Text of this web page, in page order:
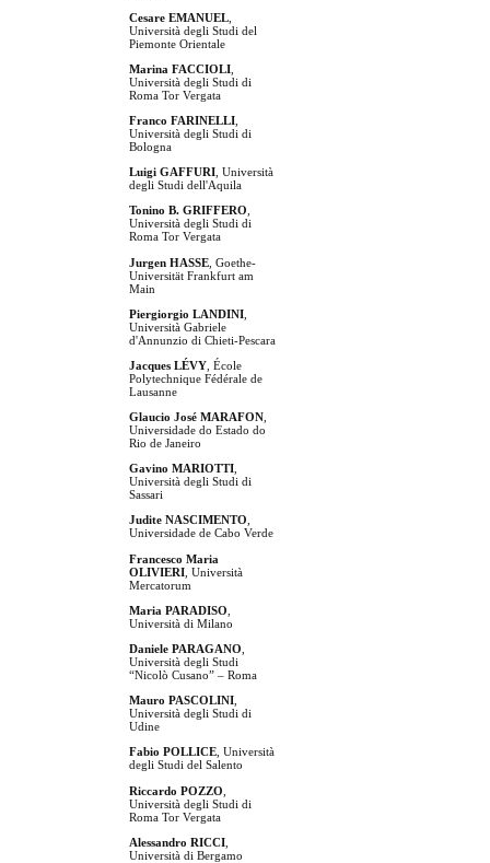
Cesare EMANUEL
Università degli Studi del
Piemonte Orientale
Marina FACCIOLI
Università degli Studi di
Roma Tor Vergata
Franco FARINELLI
Università degli Studi di
Bologna
Luigi GAFFURI , Università
degli Studi dell'Aquila
Tonino B. GRIFFERO
Università degli Studi di
Roma Tor Vergata
Jurgen HASSE , Goethe-
Universität Frankfurt am
Main
Piergiorgio LANDINI
Università Gabriele
d'Annunzio di Chieti-Pescara
Jacques LÉVY , École
Polytechnique Fédérale de
Lausanne
Glaucio José MARAFON
Universidade do Estado do
Rio de Janeiro
Gavino MARIOTTI
Università degli Studi di
Sassari
Judite NASCIMENTO,
Universidade de Cabo Verde
Francesco Maria
OLIVIERI , Università
Mercatorum
Maria PARADISO
Università di Milano
Daniele PARAGANO
Università degli Studi
“Nicolò Cusano” – Roma
Mauro PASCOLINI
Università degli Studi di
Udine
Fabio POLLICE, Università
degli Studi del Salento
Riccardo POZZO
Università degli Studi di
Roma Tor Vergata
Alessandro RICCI
Università di Bergamo